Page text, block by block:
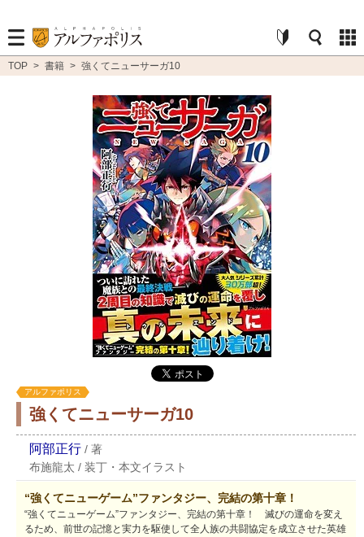
TOP > 書籍 > 強くてニューサーガ10
アルファポリス
強くてニューサーガ10
阿部正行 / 著
布施龍太 / 装丁・本文イラスト
“強くてニューゲーム”ファンタジー、完結の第十章！
“強くてニューゲーム”ファンタジー、完結の第十章！ 滅びの運命を変え
るため、前世の記憶と実力を駆使して全人族の共闘協定を成立させた英雄